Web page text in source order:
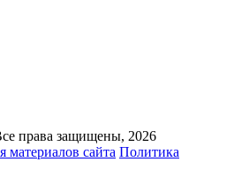
права защищены, 2026
материалов сайта Политика